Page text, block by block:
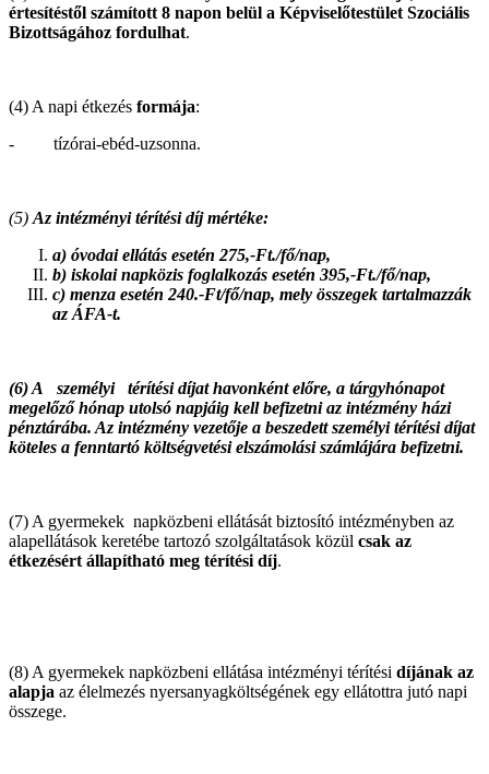
értesítéstől számított 8 napon belül a Képviselőtestület Szociális
Bizottságához fordulhat.
(4) A napi étkezés formája:
- tízórai-ebéd-uzsonna.
(5) Az intézményi térítési díj mértéke:
a) óvodai ellátás esetén 275,-Ft./fő/nap,
b) iskolai napközis foglalkozás esetén 395,-Ft./fő/nap,
c) menza esetén 240.-Ft/fő/nap, mely összegek tartalmazzák
az ÁFA-t.
(6)A személyi térítési díjathavonkéntelőre, a tárgyhónapot
megelőző hónap utolsó napjáig kell befizetniaz intézmény házi
pénztárába. Az intézmény vezetője a beszedett személyi térítési díjat
köteles a fenntartó költségvetési elszámolási számlájára befizetni.
(7) A gyermekek napközbeni ellátását biztosító intézményben az
alapellátások keretébe tartozó szolgáltatások közül csak az
étkezésért állapítható meg térítési díj.
(8) A gyermekek napközbeni ellátása intézményi térítési díjának az
alapja az élelmezés nyersanyagköltségének egy ellátottra jutó napi
összege.